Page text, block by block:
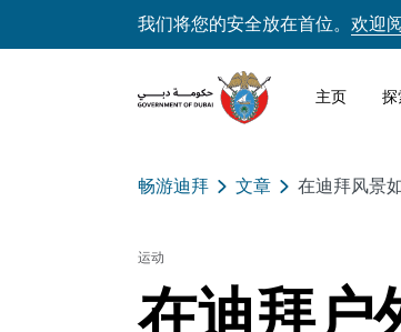
我们将您的安全放在首位。 欢迎
主页
畅游迪拜 文章 在迪拜风景
运动